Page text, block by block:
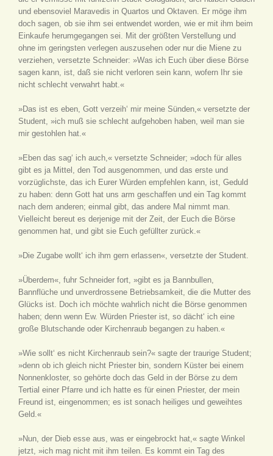
und ebensoviel Maravedis in Quartos und Oktaven. Er möge ihm
doch sagen, ob sie ihm sei entwendet worden, wie er mit ihm beim
Einkaufe herumgegangen sei. Mit der größten Verstellung und
ohne im geringsten verlegen auszusehen oder nur die Miene zu
verziehen, versetzte Schneider: »Was ich Euch über diese Börse
sagen kann, ist, daß sie nicht verloren sein kann, wofern Ihr sie
nicht schlecht verwahrt habt.«
»Das ist es eben, Gott verzeih‘ mir meine Sünden,« versetzte der
Student, »ich muß sie schlecht aufgehoben haben, weil man sie
mir gestohlen hat.«
»Eben das sag‘ ich auch,« versetzte Schneider; »doch für alles
gibt es ja Mittel, den Tod ausgenommen, und das erste und
vorzüglichste, das ich Eurer Würden empfehlen kann, ist, Geduld
zu haben: denn Gott hat uns arm geschaffen und ein Tag kommt
nach dem anderen; einmal gibt, das andere Mal nimmt man.
Vielleicht bereut es derjenige mit der Zeit, der Euch die Börse
genommen hat, und gibt sie Euch gefüllter zurück.«
»Die Zugabe wollt‘ ich ihm gern erlassen«, versetzte der Student.
»Überdem«, fuhr Schneider fort, »gibt es ja Bannbullen,
Bannflüche und unverdrossene Betriebsamkeit, die die Mutter des
Glücks ist. Doch ich möchte wahrlich nicht die Börse genommen
haben; denn wenn Ew. Würden Priester ist, so dächt‘ ich eine
große Blutschande oder Kirchenraub begangen zu haben.«
»Wie sollt‘ es nicht Kirchenraub sein?« sagte der traurige Student;
»denn ob ich gleich nicht Priester bin, sondern Küster bei einem
Nonnenkloster, so gehörte doch das Geld in der Börse zu dem
Tertial einer Pfarre und ich hatte es für einen Priester, der mein
Freund ist, eingenommen; es ist sonach heiliges und geweihtes
Geld.«
»Nun, der Dieb esse aus, was er eingebrockt hat,« sagte Winkel
jetzt, »ich mag nicht mit ihm teilen. Es kommt ein Tag des